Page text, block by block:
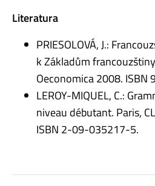
Literatura
PRIESOLOVÁ, J.:
k Základům
Oeconomica 2008.
LEROY-MIQUEL, C.:
niveau débutant. Paris,
ISBN 2-09-035217-5.